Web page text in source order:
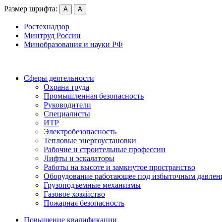
Размер шрифта: А А
Ростехнадзор
Минтруд России
Минобразования и науки РФ
Сферы деятельности
Охрана труда
Промышленная безопасность
Руководители
Специалисты
ИТР
Электробезопасность
Тепловые энергоустановки
Рабочие и строительные профессии
Лифты и эскалаторы
Работы на высоте и замкнутое пространство
Оборудование работающее под избыточным
Грузо­подъемные механизмы
Газовое хозяйство
Пожарная безопасность
Повышение квалификации